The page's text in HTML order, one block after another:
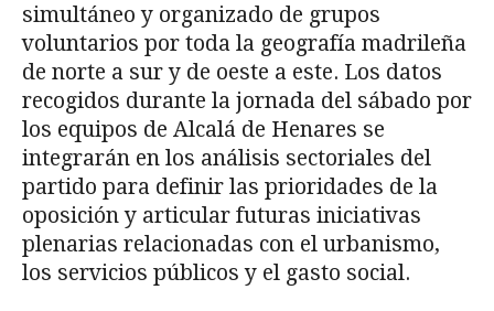
simultáneo y organizado de grupos
voluntarios por toda la geografía madrileña
de norte a sur y de oeste a este. Los datos
recogidos durante la jornada del sábado por
los equipos de Alcalá de Henares se
integrarán en los análisis sectoriales del
partido para definir las prioridades de la
oposición y articular futuras iniciativas
plenarias relacionadas con el urbanismo,
los servicios públicos y el gasto social.